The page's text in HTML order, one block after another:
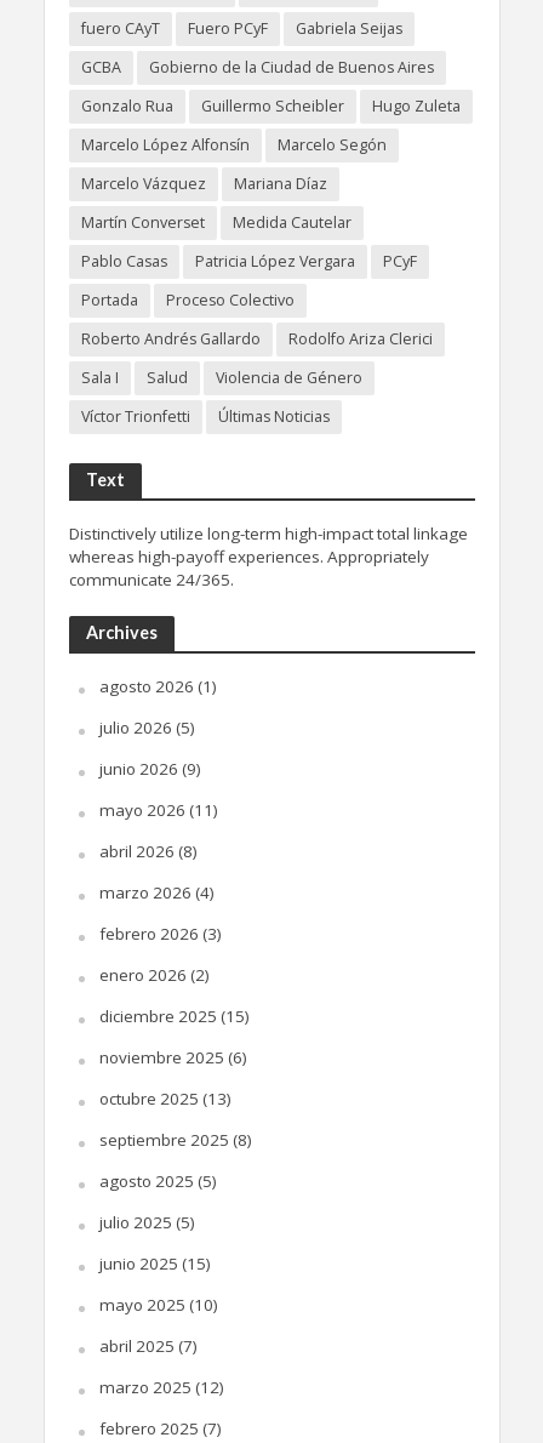
fuero CAyT
Fuero PCyF
Gabriela Seijas
GCBA
Gobierno de la Ciudad de Buenos Aires
Gonzalo Rua
Guillermo Scheibler
Hugo Zuleta
Marcelo López Alfonsín
Marcelo Segón
Marcelo Vázquez
Mariana Díaz
Martín Converset
Medida Cautelar
Pablo Casas
Patricia López Vergara
PCyF
Portada
Proceso Colectivo
Roberto Andrés Gallardo
Rodolfo Ariza Clerici
Sala I
Salud
Violencia de Género
Víctor Trionfetti
Últimas Noticias
Text
Distinctively utilize long-term high-impact total linkage
whereas high-payoff experiences. Appropriately
communicate 24/365.
Archives
agosto 2026 (1)
julio 2026 (5)
junio 2026 (9)
mayo 2026 (11)
abril 2026 (8)
marzo 2026 (4)
febrero 2026 (3)
enero 2026 (2)
diciembre 2025 (15)
noviembre 2025 (6)
octubre 2025 (13)
septiembre 2025 (8)
agosto 2025 (5)
julio 2025 (5)
junio 2025 (15)
mayo 2025 (10)
abril 2025 (7)
marzo 2025 (12)
febrero 2025 (7)